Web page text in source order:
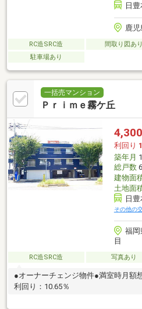
日
鹿
RC造SRC造 間取り図あり
駐車場あり
一括売マンション
Ｐｒｉｍｅ霧ケ丘
4,300
利回り
築年月
総戸数
建物面
土地面
日
その他の
福岡
目
RC造SRC造 写真あり
●オーナーチェンジ物件●満室時月額
利回り：10.65％